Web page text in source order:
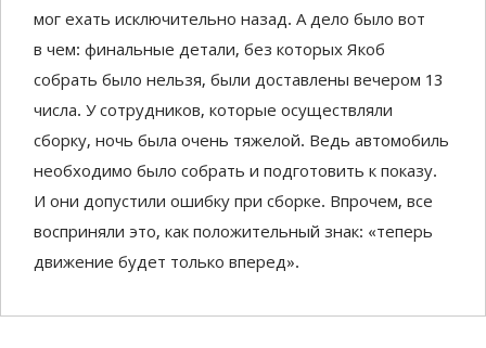
мог ехать исключительно назад. А дело было вот
в чем: финальные детали, без которых Якоб
собрать было нельзя, были доставлены вечером 13
числа. У сотрудников, которые осуществляли
сборку, ночь была очень тяжелой. Ведь автомобиль
необходимо было собрать и подготовить к показу.
И они допустили ошибку при сборке. Впрочем, все
восприняли это, как положительный знак: «теперь
движение будет только вперед».